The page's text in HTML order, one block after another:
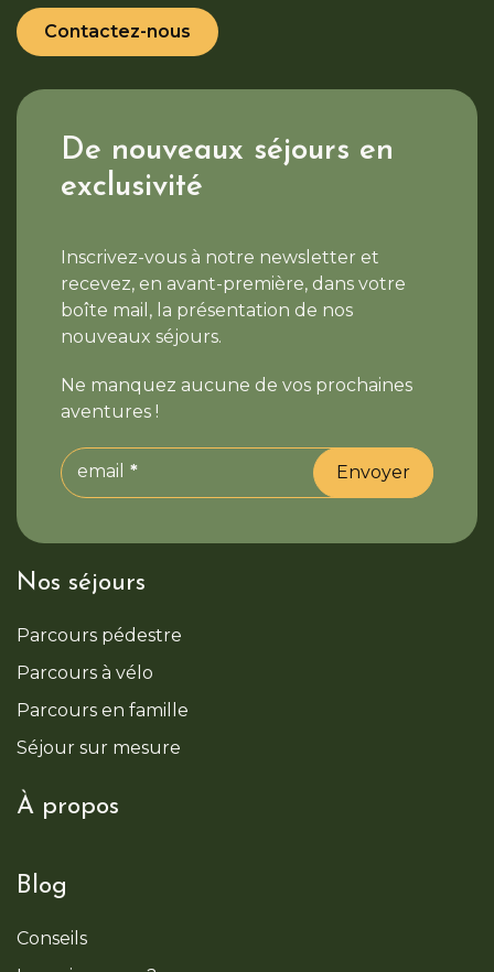
Contactez-nous
Nos séjours
Parcours pédestre
Parcours à vélo
Parcours en famille
Séjour sur mesure
À propos
Blog
Conseils
De nouveaux séjours en
exclusivité
Inscrivez-vous à notre newsletter et
recevez, en avant-première, dans votre
boîte mail, la présentation de nos
nouveaux séjours.
Ne manquez aucune de vos prochaines
aventures !
email Envoyer